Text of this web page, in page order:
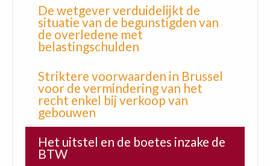
De wetgever verduidelijkt de
situatie van de begunstigden van
de overledene met
belastingschulden
Striktere voorwaarden in Brussel
voor de vermindering van het
recht enkel bij verkoop van
gebouwen
Het uitstel en de boetes inzake de
BTW